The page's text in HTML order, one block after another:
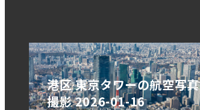
港区 東京タワーの航空写真
撮影 2026-01-16